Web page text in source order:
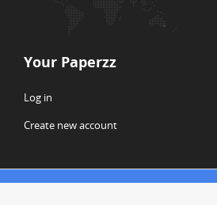
Your Paperzz
Log in
Create new account